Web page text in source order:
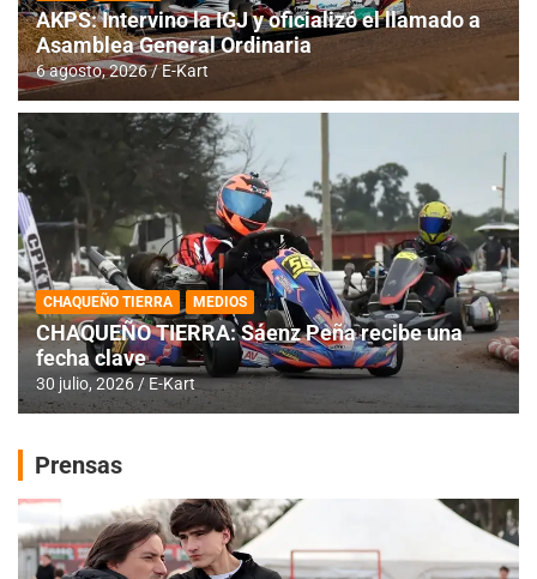
AKPS: Intervino la IGJ y oficializó el llamado a
Asamblea General Ordinaria
6 agosto, 2026 E-Kart
CHAQUEÑO TIERRA MEDIOS
CHAQUEÑO TIERRA: Sáenz Peña recibe una
fecha clave
30 julio, 2026 E-Kart
Prensas